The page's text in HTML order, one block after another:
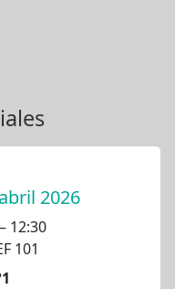
2026
12:30
101